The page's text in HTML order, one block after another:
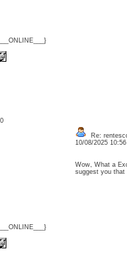
Re:
10/08/2025
Wow, What a
suggest you